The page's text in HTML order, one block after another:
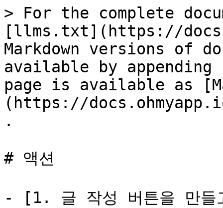
> For the complete
[llms.txt](https://
Markdown versions of
available by
page is available as
(https://
.
# 액션
- [1. 글 작성 버튼을 만들